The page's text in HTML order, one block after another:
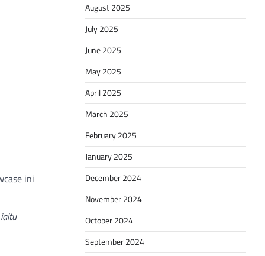
ini
August 2025
July 2025
June 2025
May 2025
April 2025
March 2025
February 2025
January 2025
December 2024
November 2024
October 2024
September 2024